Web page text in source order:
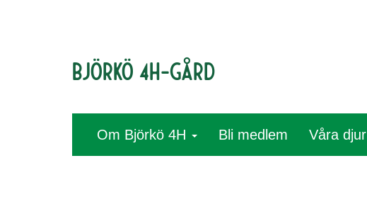
Björkö 4H-gård
Om Björkö 4H Bli medlem Våra djur